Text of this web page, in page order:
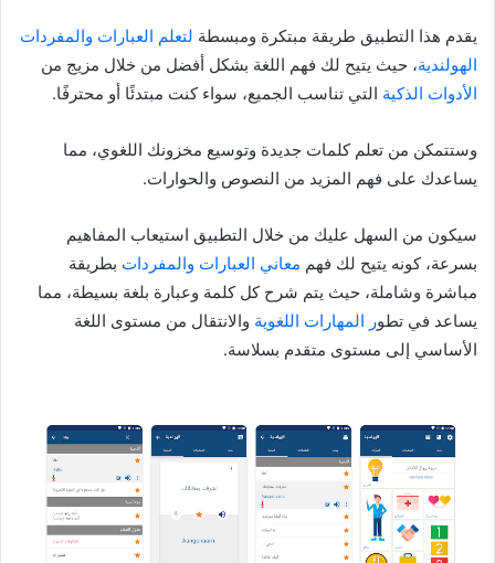
يقدم هذا التطبيق طريقة مبتكرة ومبسطة لتعلم العبارات والمفردات
الهولندية، حيث يتيح لك فهم اللغة بشكل أفضل من خلال مزيج من
الأدوات الذكية التي تناسب الجميع، سواء كنت مبتدئًا أو محترفًا.
وستتمكن من تعلم كلمات جديدة وتوسيع مخزونك اللغوي، مما
يساعدك على فهم المزيد من النصوص والحوارات.
سيكون من السهل عليك من خلال التطبيق استيعاب المفاهيم
بسرعة، كونه يتيح لك فهم معاني العبارات والمفردات بطريقة
مباشرة وشاملة، حيث يتم شرح كل كلمة وعبارة بلغة بسيطة، مما
يساعد في تطور المهارات اللغوية والانتقال من مستوى اللغة
الأساسي إلى مستوى متقدم بسلاسة.